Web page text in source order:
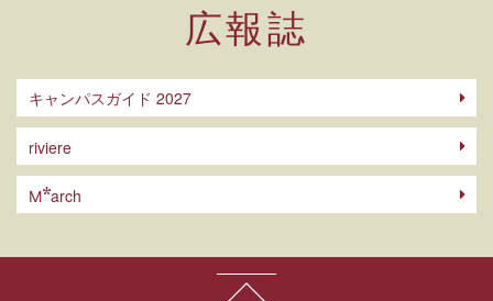
広報誌
キャンパスガイド 2027
riviere
M arch